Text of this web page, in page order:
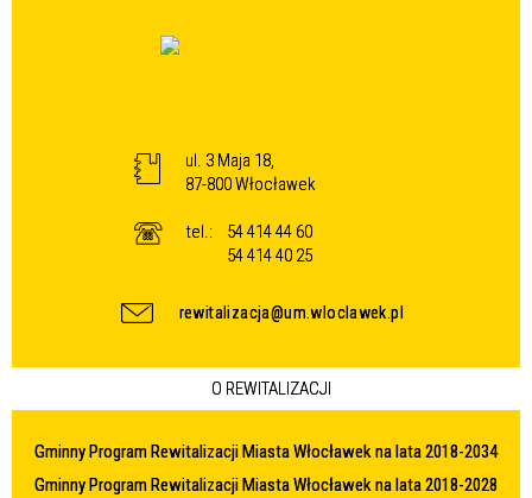
ul. 3 Maja 18,
87-800 Włocławek
tel.:
54 414 44 60
54 414 40 25
rewitalizacja@um.wloclawek.pl
O REWITALIZACJI
Gminny Program Rewitalizacji Miasta Włocławek na lata 2018-2034
Gminny Program Rewitalizacji Miasta Włocławek na lata 2018-2028